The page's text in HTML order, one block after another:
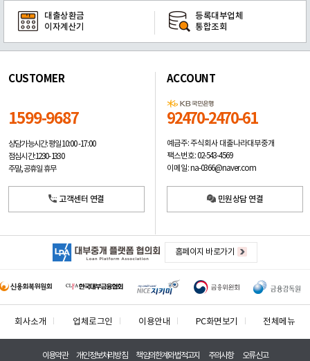
대출상환금
이자계산기
등록대부업체
통합조회
CUSTOMER
1599-9687
상담가능시간: 평일10:00 -17:00
점심시간: 12:30 - 13:30
주말, 공휴일 휴무
고객센터 연결
ACCOUNT
92470-2470-61
예금주: 주식회사 대출나라대부중개
팩스번호: 02-543-4569
이메일: na-0366@naver.com
민원상담 연결
홈페이지 바로가기
회사소개 업체로그인 이용안내 PC화면보기 전체메뉴
이용약관 개인정보처리방침 책임의한계와법적고지 주의사항 오류신고